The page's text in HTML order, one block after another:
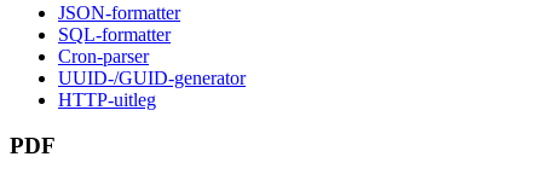
JSON-formatter
SQL-formatter
Cron-parser
UUID-/GUID-generator
HTTP-uitleg
PDF